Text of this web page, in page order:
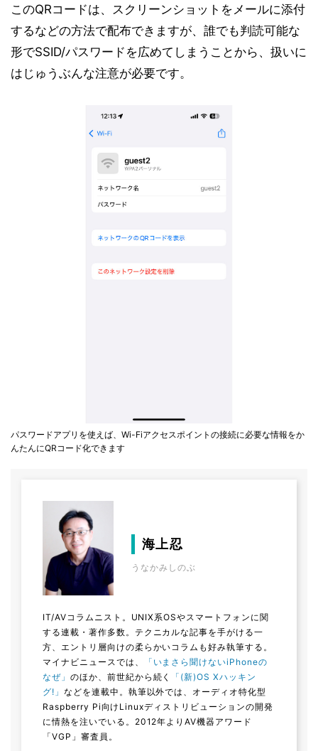
このQRコードは、スクリーンショットをメールに添付
するなどの方法で配布できますが、誰でも判読可能な
形でSSID/パスワードを広めてしまうことから、扱いに
はじゅうぶんな注意が必要です。
パスワードアプリを使えば、Wi-Fiアクセスポイントの接続に必要な情報をか
んたんにQRコード化できます
海上忍
うなかみしのぶ
IT/AVコラムニスト。UNIX系OSやスマートフォンに関
する連載・著作多数。テクニカルな記事を手がける一
方、エントリ層向けの柔らかいコラムも好み執筆する。
マイナビニュースでは、
「いまさら聞けないiPhoneの
なぜ」 のほか、前世紀から続く
「(新)OS Xハッキン
グ!」 などを連載中。執筆以外では、オーディオ特化型
Raspberry Pi向けLinuxディストリビューションの開発
に情熱を注いでいる。2012年よりAV機器アワード
「VGP」審査員。